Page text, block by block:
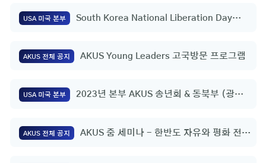
USA 미국 본부
South Korea National Liberation Day
AKUS 전체 공지 AKUS Young Leaders 고국방문 프로그램
USA 미국 본부
2023년 본부 AKUS 송년회 & 동북부 (광역)
AKUS 전체 공지
AKUS 줌 세미나 - 한반도 자유와 평화 전략